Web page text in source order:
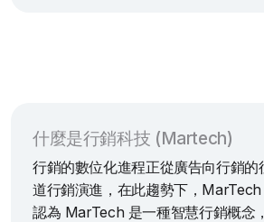
什麼是行銷科技 (Martech)
行銷的數位化進程正從廣告向行銷的
道行銷演進，在此趨勢下，
認為 MarTech 是一種智慧行銷概念